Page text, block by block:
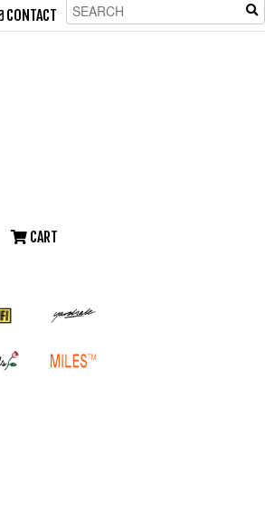
CONTACT
CART